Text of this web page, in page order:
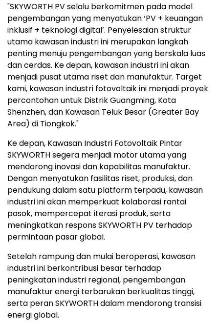
"SKYWORTH PV selalu berkomitmen pada model
pengembangan yang menyatukan ‘PV + keuangan
inklusif + teknologi digital’. Penyelesaian struktur
utama kawasan industri ini merupakan langkah
penting menuju pengembangan yang berskala luas
dan cerdas. Ke depan, kawasan industri ini akan
menjadi pusat utama riset dan manufaktur. Target
kami, kawasan industri fotovoltaik ini menjadi proyek
percontohan untuk Distrik Guangming, Kota
Shenzhen, dan Kawasan Teluk Besar (Greater Bay
Area) di Tiongkok."
Ke depan, Kawasan Industri Fotovoltaik Pintar
SKYWORTH segera menjadi motor utama yang
mendorong inovasi dan kapabilitas manufaktur.
Dengan menyatukan fasilitas riset, produksi, dan
pendukung dalam satu platform terpadu, kawasan
industri ini akan memperkuat kolaborasi rantai
pasok, mempercepat iterasi produk, serta
meningkatkan respons SKYWORTH PV terhadap
permintaan pasar global.
Setelah rampung dan mulai beroperasi, kawasan
industri ini berkontribusi besar terhadap
peningkatan industri regional, pengembangan
manufaktur energi terbarukan berkualitas tinggi,
serta peran SKYWORTH dalam mendorong transisi
energi global.